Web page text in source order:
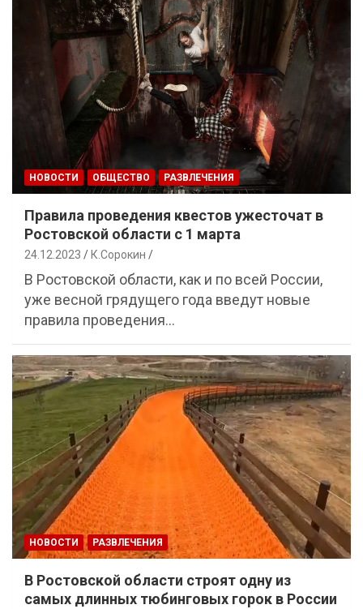
НОВОСТИ ОБЩЕСТВО РАЗВЛЕЧЕНИЯ
Правила проведения квестов ужесточат в
Ростовской области с 1 марта
24.12.2023 К.Сорокин
В Ростовской области, как и по всей России,
уже весной грядущего года введут новые
правила проведения…
НОВОСТИ РАЗВЛЕЧЕНИЯ
В Ростовской области строят одну из
самых длинных тюбинговых горок в России